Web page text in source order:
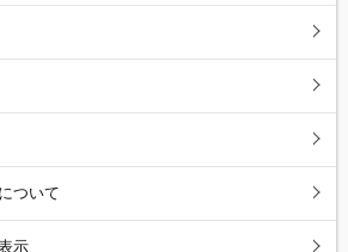
ついて
示